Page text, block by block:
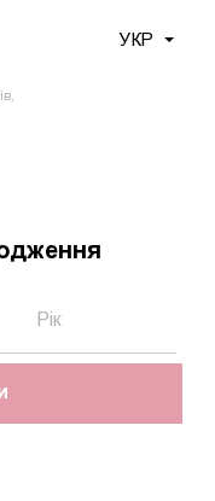
УКР
Меню
в Україні новий...